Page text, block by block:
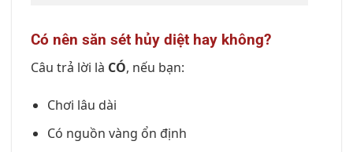
Có nên săn sét hủy diệt hay không?
Câu trả lời là CÓ, nếu bạn:
Chơi lâu dài
Có nguồn vàng ổn định